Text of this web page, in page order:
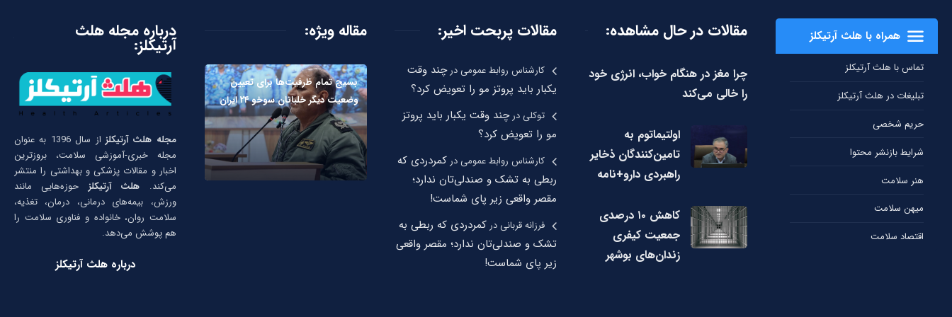
همراه با هلث آرتیکلز
تماس با هلث آرتیکلز
تبلیغات در هلث آرتیکلز
حریم شخصی
شرایط بازنشر محتوا
هنر سلامت
میهن سلامت
اقتصاد سلامت
مقالات در حال مشاهده:
چرا مغز در هنگام خواب، انرژی خود
را خالی می‌کند
اولتیماتوم به
تامین‌کنندگان ذخایر
راهبردی دارو+نامه
کاهش ۱۰ درصدی
جمعیت کیفری
زندان‌های بوشهر
مقالات پربحت اخیر:
کارشناس روابط عمومیدرچند وقت
یکبار باید پروتز مو را تعویض کرد؟
توکلیدرچند وقت یکبار باید پروتز
مو را تعویض کرد؟
کارشناس روابط عمومیدر کمردردی که
ربطی به تشک و صندلی‌تان ندارد؛
مقصر واقعی زیر پای شماست!
فرزانه قربانیدر کمردردی که ربطی به
تشک و صندلی‌تان ندارد؛ مقصر واقعی
زیر پای شماست!
مقاله ویژه:
بسیج تمام ظرفیت‌ها برای تعیین
وضعیت دیگر خلبانان سوخو ۲۴ ایران
درباره مجله هلث
آرتیکلز:
مجله هلث آرتیکلز
از سال 1396 به عنوان
مجله خبری-آموزشی سلامت، بروزترین
اخبار و مقالات پزشکی و بهداشتی را منتشر
می‌کند. هلث آرتیکلز حوزه‌هایی مانند
ورزش، بیمه‌های درمانی، درمان، تغذیه،
سلامت روان، خانواده و فناوری سلامت را
هم پوشش می‌دهد.
درباره هلث آرتیکلز